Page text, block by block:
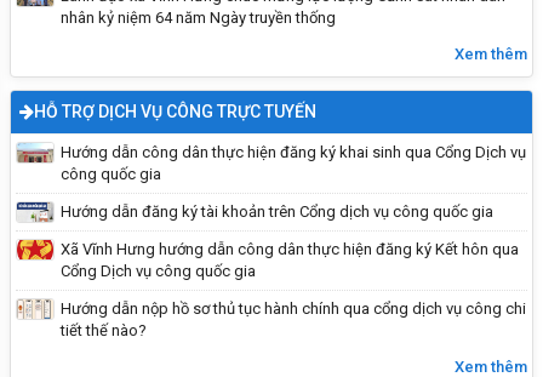
nhân kỷ niệm 64 năm Ngày truyền thống
Xem thêm
HỖ TRỢ DỊCH VỤ CÔNG TRỰC TUYẾN
Hướng dẫn công dân thực hiện đăng ký khai sinh qua Cổng Dịch vụ
công quốc gia
Hướng dẫn đăng ký tài khoản trên Cổng dịch vụ công quốc gia
Xã Vĩnh Hưng hướng dẫn công dân thực hiện đăng ký Kết hôn qua
Cổng Dịch vụ công quốc gia
Hướng dẫn nộp hồ sơ thủ tục hành chính qua cổng dịch vụ công chi
tiết thế nào?
Xem thêm
mèo